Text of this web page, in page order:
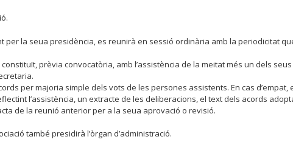
per la seua presidència, es reunirà en sessió ordinària amb la periodicitat
prèvia convocatòria, amb l’assistència de la meitat més un dels
per majoria simple dels vots de les persones assistents. En cas
l’assistència, un extracte de les deliberacions, el text dels acords
de la reunió anterior per a la seua aprovació o revisió.
també presidirà l’òrgan d’administració.